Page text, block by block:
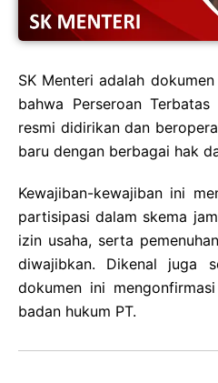
SK Menteri adalah
bahwa Perseroan
resmi didirikan dan
baru dengan berbagai hak
Kewajiban-kewajiban ini
partisipasi dalam skema
izin usaha, serta
diwajibkan. Dikenal juga
dokumen ini
badan hukum PT.